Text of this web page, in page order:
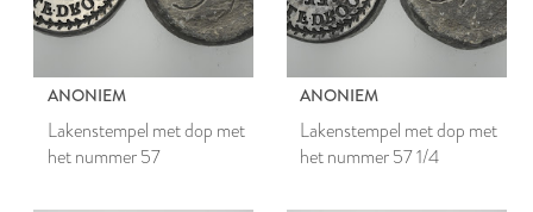
ANONIEM
Lakenstempel met dop met
het nummer 57
ANONIEM
Lakenstempel met dop met
het nummer 57 1/4